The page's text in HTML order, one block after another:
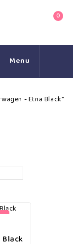
0
Menu
- Etna Black”
Black